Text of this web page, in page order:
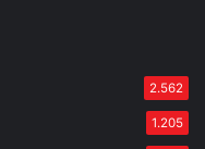
2.562
1.205